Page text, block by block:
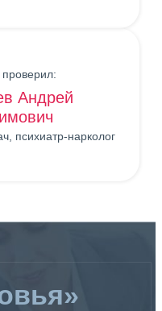
Андрей
психиатр-нарколог